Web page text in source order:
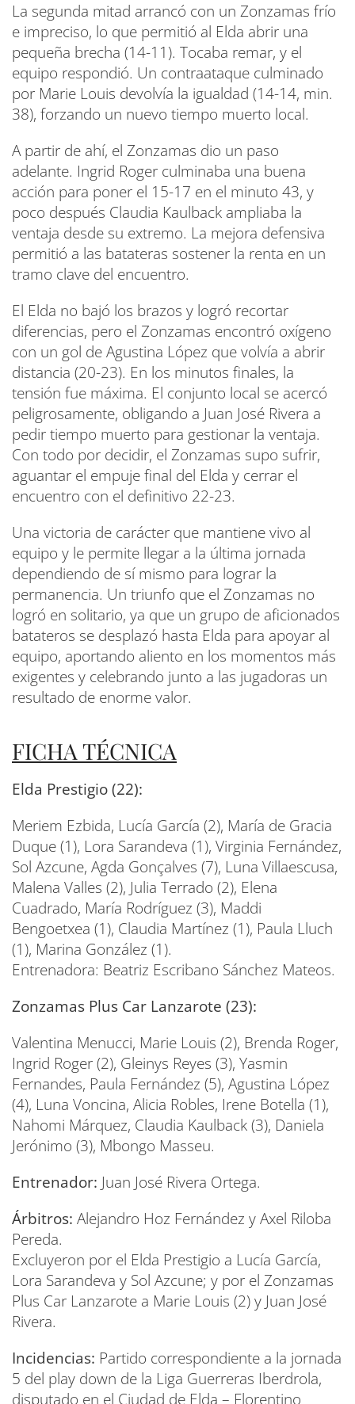
La segunda mitad arrancó con un Zonzamas frío
e impreciso, lo que permitió al Elda abrir una
pequeña brecha (14-11). Tocaba remar, y el
equipo respondió. Un contraataque culminado
por Marie Louis devolvía la igualdad (14-14, min.
38), forzando un nuevo tiempo muerto local.
A partir de ahí, el Zonzamas dio un paso
adelante. Ingrid Roger culminaba una buena
acción para poner el 15-17 en el minuto 43, y
poco después Claudia Kaulback ampliaba la
ventaja desde su extremo. La mejora defensiva
permitió a las batateras sostener la renta en un
tramo clave del encuentro.
El Elda no bajó los brazos y logró recortar
diferencias, pero el Zonzamas encontró oxígeno
con un gol de Agustina López que volvía a abrir
distancia (20-23). En los minutos finales, la
tensión fue máxima. El conjunto local se acercó
peligrosamente, obligando a Juan José Rivera a
pedir tiempo muerto para gestionar la ventaja.
Con todo por decidir, el Zonzamas supo sufrir,
aguantar el empuje final del Elda y cerrar el
encuentro con el definitivo 22-23.
Una victoria de carácter que mantiene vivo al
equipo y le permite llegar a la última jornada
dependiendo de sí mismo para lograr la
permanencia. Un triunfo que el Zonzamas no
logró en solitario, ya que un grupo de aficionados
batateros se desplazó hasta Elda para apoyar al
equipo, aportando aliento en los momentos más
exigentes y celebrando junto a las jugadoras un
resultado de enorme valor.
FICHA TÉCNICA
Elda Prestigio (22):
Meriem Ezbida, Lucía García (2), María de Gracia
Duque (1), Lora Sarandeva (1), Virginia Fernández,
Sol Azcune, Agda Gonçalves (7), Luna Villaescusa,
Malena Valles (2), Julia Terrado (2), Elena
Cuadrado, María Rodríguez (3), Maddi
Bengoetxea (1), Claudia Martínez (1), Paula Lluch
(1), Marina González (1).
Entrenadora: Beatriz Escribano Sánchez Mateos.
Zonzamas Plus Car Lanzarote (23):
Valentina Menucci, Marie Louis (2), Brenda Roger,
Ingrid Roger (2), Gleinys Reyes (3), Yasmin
Fernandes, Paula Fernández (5), Agustina López
(4), Luna Voncina, Alicia Robles, Irene Botella (1),
Nahomi Márquez, Claudia Kaulback (3), Daniela
Jerónimo (3), Mbongo Masseu.
Entrenador: Juan José Rivera Ortega.
Árbitros: Alejandro Hoz Fernández y Axel Riloba
Pereda.
Excluyeron por el Elda Prestigio a Lucía García,
Lora Sarandeva y Sol Azcune; y por el Zonzamas
Plus Car Lanzarote a Marie Louis (2) y Juan José
Rivera.
Incidencias: Partido correspondiente a la jornada
5 del play down de la Liga Guerreras Iberdrola,
disputado en el Ciudad de Elda – Florentino